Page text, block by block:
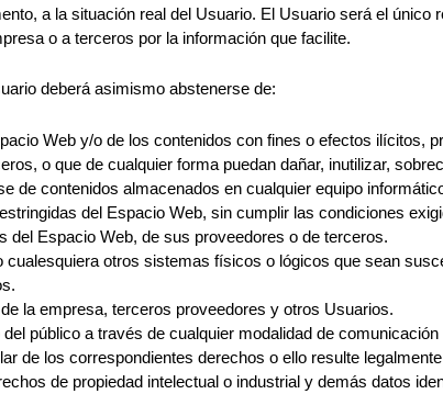
a la situación real del Usuario. El Usuario será el
o a terceros por la información que facilite.
deberá asimismo abstenerse de:
Web y/o de los contenidos con fines o efectos ilícitos,
o que de cualquier forma puedan dañar, inutilizar,
de contenidos almacenados en cualquier equipo
del Espacio Web, sin cumplir las condiciones
Espacio Web, de sus proveedores o de terceros.
cualesquiera otros sistemas físicos o lógicos que sean
la empresa, terceros proveedores y otros Usuarios.
público a través de cualquier modalidad de
de los correspondientes derechos o ello resulte
de propiedad intelectual o industrial y demás datos